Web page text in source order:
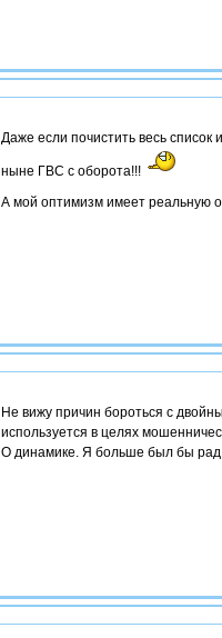
Даже если почистить весь
ныне ГВС с оборота!!!
А мой оптимизм имеет реальную
Не вижу причин бороться с
используется в целях
О динамике. Я больше был бы рад